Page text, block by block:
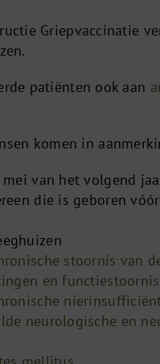
Griepvaccinatie
patiënten ook aan
komen in
van het volgend
die is geboren
stoornis van
en
neurologische en